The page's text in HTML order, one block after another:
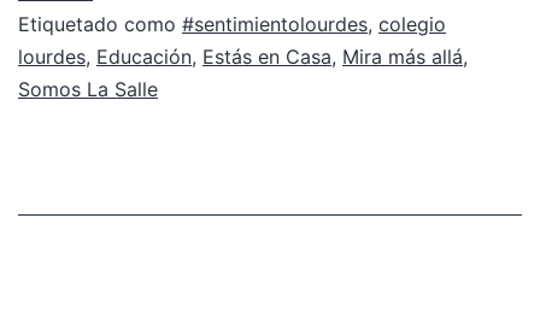
Etiquetado como #sentimientolourdes, colegio
lourdes, Educación, Estás en Casa, Mira más allá,
Somos La Salle